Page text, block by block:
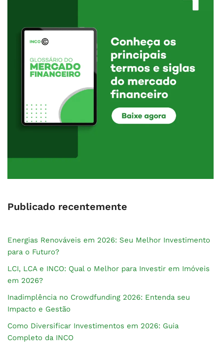
Publicado recentemente
Energias Renováveis em 2026: Seu Melhor Investimento
para o Futuro?
LCI, LCA e INCO: Qual o Melhor para Investir em Imóveis
em 2026?
Inadimplência no Crowdfunding 2026: Entenda seu
Impacto e Gestão
Como Diversificar Investimentos em 2026: Guia
Completo da INCO